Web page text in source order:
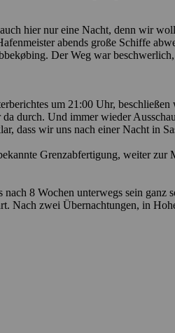
hier nur eine Nacht, denn wir
abends große Schiffe
Der Weg war
um 21:00 Uhr, beschließen
durch. Und immer wieder
dass wir uns nach einer Nacht in
Grenzabfertigung, weiter zur
8 Wochen unterwegs sein ganz
Nach zwei Übernachtungen, in